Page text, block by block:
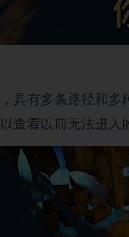
有多条路径和多
查看以前无法进入